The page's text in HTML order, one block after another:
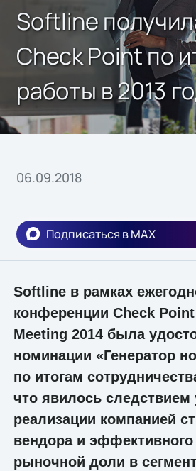
Softline
Check Point по
работы в 2013
06.09.2018
Подписаться в MAX
Softline в рамках
конференции Check
Meeting 2014 была
номинации «Генератор
по итогам
что явилось следствием
реализации компанией
вендора и
рыночной доли в